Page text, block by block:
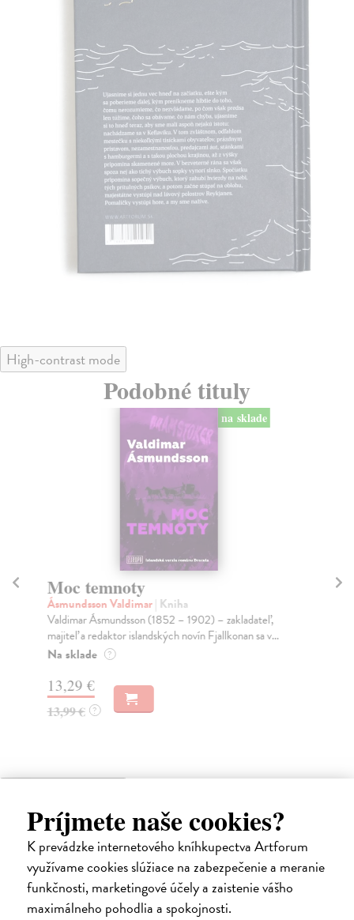
Príjmete naše cookies?
K prevádzke internetového kníhkupectva Artforum
využívame cookies slúžiace na zabezpečenie a meranie
funkčnosti, marketingové účely a zaistenie vášho
maximálneho pohodlia a spokojnosti.
High-contrast mode
Podobné tituly
na sklade
Moc temnoty
Ásmundsson Valdimar | Kniha
Valdimar Ásmundsson (1852 – 1902) – zakladateľ,
majiteľ a redaktor islandských novín Fjallkonan sa v...
Na sklade ?
13,29 €
13,99 € ?
Čitatelia s podobným vkusom si
kúpili aj: